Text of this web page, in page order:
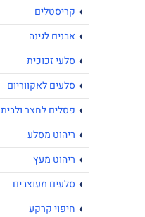
קריסטלים
אבנים לגינה
סלעי זכוכית
סלעים לאקווריום
פסלים לחצר ולבית
ריהוט מסלע
ריהוט מעץ
סלעים מעוצבים
חיפוי קרקע